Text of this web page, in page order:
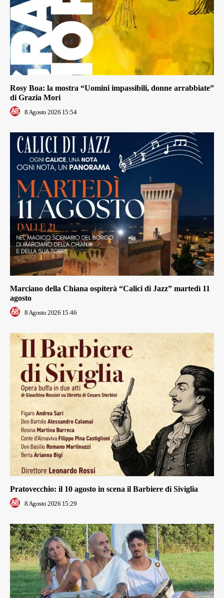
Rosy Boa: la mostra “Uomini impassibili, donne arrabbiate”
di Grazia Mori
8 Agosto 2026 15:54
Marciano della Chiana ospiterà “Calici di Jazz” martedì 11
agosto
8 Agosto 2026 15:46
Pratovecchio: il 10 agosto in scena il Barbiere di Siviglia
8 Agosto 2026 15:29